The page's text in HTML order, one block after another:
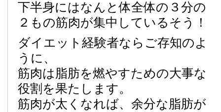
下半身にはなんと体全体の３分の
２もの筋肉が集中しているそう！
ダイエット経験者ならご存知のよ
うに、
筋肉は脂肪を燃やすための大事な
役割を果たします。
筋肉が太くなれば、余分な脂肪が